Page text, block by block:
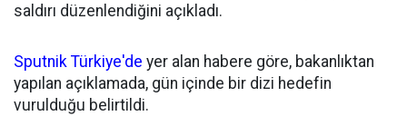
saldırı düzenlendiğini açıkladı.
Sputnik Türkiye'de yer alan habere göre, bakanlıktan
yapılan açıklamada, gün içinde bir dizi hedefin
vurulduğu belirtildi.